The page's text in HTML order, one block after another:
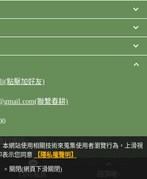
網站使用相關技術來蒐集使用者瀏覽行為，上滑視
表示您同意
【隱私權聲明】
× 關閉(網頁下滑關閉)
點擊加好友)
聯繫春耕)
打電話)
政北一路77號4樓之3（現場為預約制，請
）(立即導航)
LINE私訊 回頂端↑